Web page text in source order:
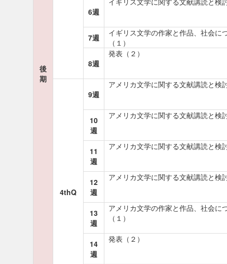
後
期
6週
7週
イギリス文学の作家と作品、社会に
（１）
8週
発表（２）
4thQ
9週
アメリカ文学に関する文献講読と検
10
週
アメリカ文学に関する文献講読と検
11
週
アメリカ文学に関する文献講読と検
12
週
アメリカ文学に関する文献講読と検
13
週
アメリカ文学の作家と作品、社会に
（１）
14
週
発表（２）